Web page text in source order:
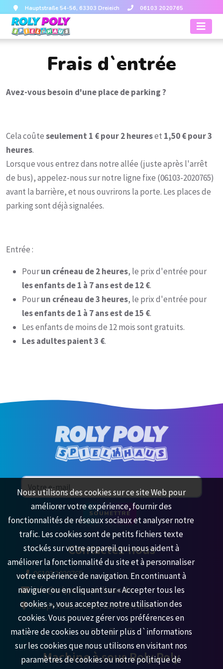
Hauptstraße 54-56, 63303 Dreieich 06103 2020765
Frais d`entrée
Avez-vous besoin d'une place de parking ?
Cela coûteseulement 1 € pour 2 heureset 1,50 € pour 3
heures.
Lorsque vous entrez dans notre allée (juste après l'arrêt
de bus), appelez-nous sur notre ligne fixe (06103-2020765)
avant la barrière, et nous ouvrirons la porte. Les places de
parking sont déjà signalées.
Entrée :
Pourun créneau de 2 heures, le prix d'entrée pour
les enfants de 1 à 7 ans est de 12 €.
Pourun créneau de 3 heures, le prix d'entrée pour
les enfants de 1 à 7 ans est de 15 €.
Les enfants de moins de 12 mois sont gratuits.
Les adultes paient 3 €.
SOUMETTRE
Contactez-nous
06103 2020765
info@rolypoly-spielhaus.de
Hauptstraße 54-56, 63303 Dreieich
Machine à sous Roly Poly
Nous utilisons des cookies sur ce site Web pour
améliorer votre expérience, fournir des
fonctionnalités de réseaux sociaux et analyser notre
trafic. Les cookies sont de petits fichiers texte
stockés sur votre appareil qui nous aident à
améliorer la fonctionnalité du site et à personnaliser
votre expérience de navigation. En continuant à
naviguer ou en cliquant sur « Accepter tous les
cookies », vous acceptez notre utilisation des
cookies. Vous pouvez gérer vos préférences en
matière de cookies ou obtenir plus d`informations
sur les cookies que nous utilisons en visitant nos
paramètres de cookies ou notre politique de